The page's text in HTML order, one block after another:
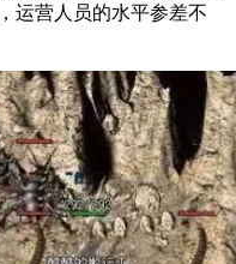
运营人员的水平参差不